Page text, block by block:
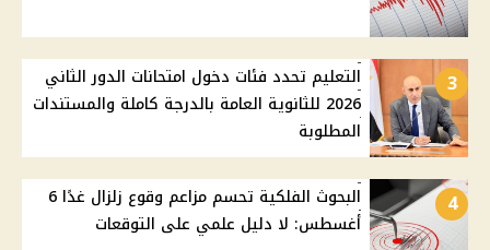
3
التعليم تحدد فئات دخول امتحانات الدور الثاني
2026 للثانوية العامة بالدرجة كاملة والمستندات
المطلوبة
4
البحوث الفلكية تحسم مزاعم وقوع زلزال غدًا 6
أغسطس: لا دليل علمي على التوقعات